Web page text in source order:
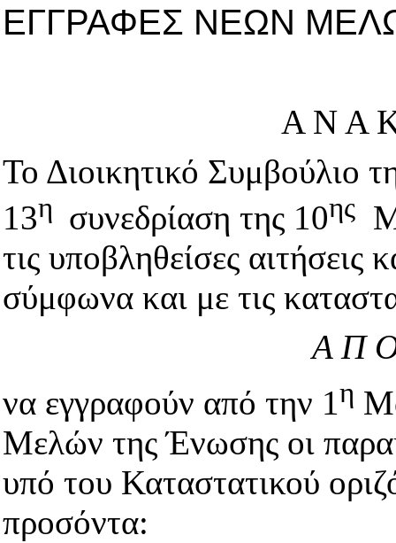
ΕΓΓΡΑΦΕΣ ΝΕΩΝ
Α Ν Α
Το Διοικητικό Συμβούλιο
13η συνεδρίαση της 10ης
τις υποβληθείσες αιτήσεις
σύμφωνα και με τις
Α Π
να εγγραφούν από την 1η
Μελών της Ένωσης οι
υπό του Καταστατικού
προσόντα: